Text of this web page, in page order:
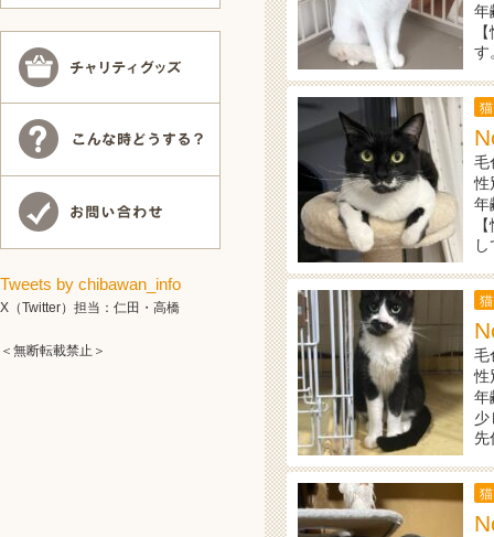
年
す
毛
性
年
毛
性
年
少
先
Tweets by chibawan_info
X（Twitter）担当：仁田・高橋
＜無断転載禁止＞